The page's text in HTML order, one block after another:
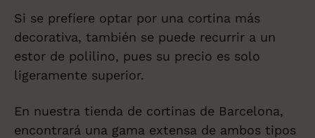
Si se prefiere optar por una cortina más
decorativa, también se puede recurrir a un
estor de polilino, pues su precio es solo
ligeramente superior.
En nuestra tienda de cortinas de Barcelona,
encontrará una gama extensa de ambos tipos